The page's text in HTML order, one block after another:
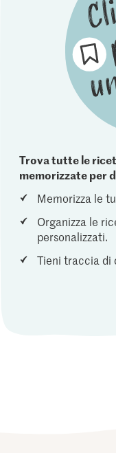
Trova tutte le
memorizzate per
Memorizza le
Organizza le
personalizzati.
Tieni traccia di